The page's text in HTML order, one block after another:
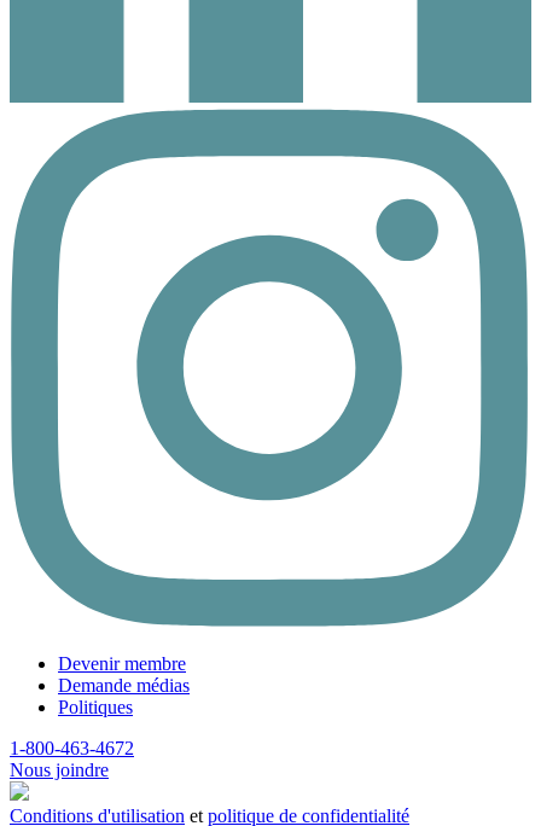
Devenir membre
Demande médias
Politiques
1-800-463-4672
Nous joindre
Conditions d'utilisation et politique de confidentialité